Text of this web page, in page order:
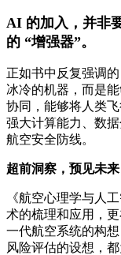
AI 的加入，并非
的 “增强器”。
正如书中反复强调
冰冷的机器，而是
协同，能够将人类
强大计算能力、数
航空安全防线。
超前洞察，预见未来
《航空心理学与人
术的梳理和应用，
一代航空系统的构
风险评估的设想，